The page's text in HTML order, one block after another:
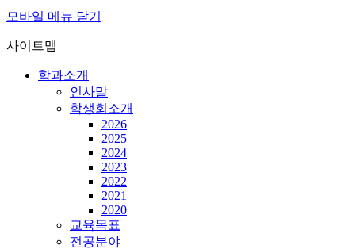
모바일 메뉴 닫기
사이트맵
학과소개
인사말
학생회소개
2026
2025
2024
2023
2022
2021
2020
교육목표
전공분야